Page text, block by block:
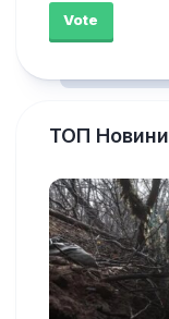
ТОП Новини